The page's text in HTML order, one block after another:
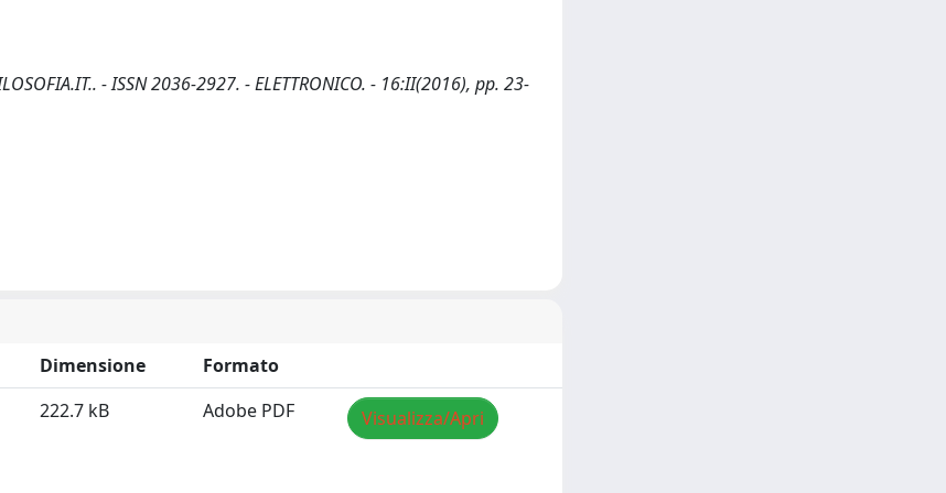
- ISSN 2036-2927. - ELETTRONICO. - 16:II(2016), pp. 23-
Dimensione
Formato
222.7 kB Adobe PDF Visualizza/Apri